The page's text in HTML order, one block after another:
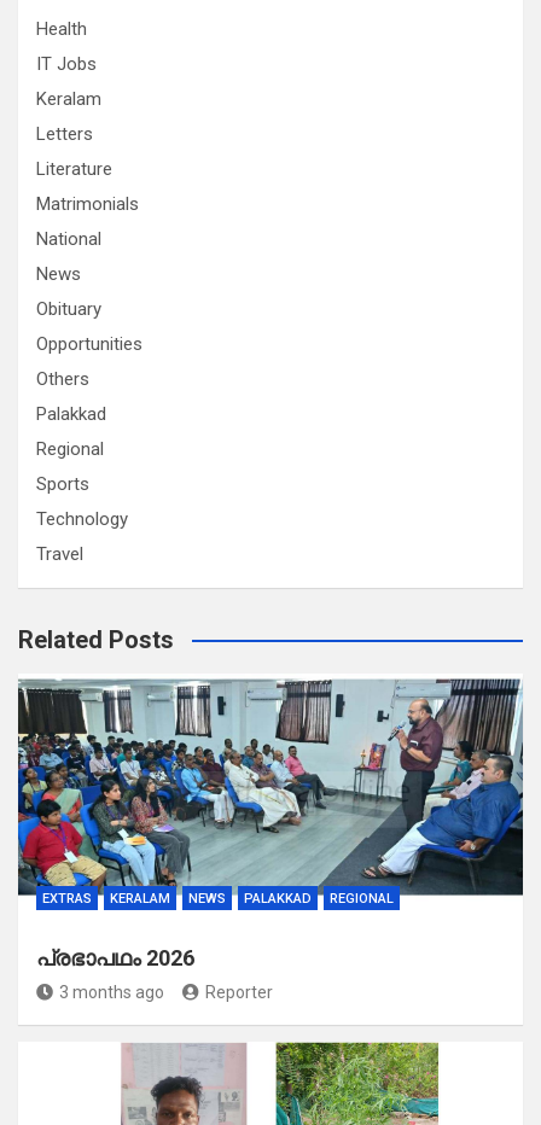
Health
IT Jobs
Keralam
Letters
Literature
Matrimonials
National
News
Obituary
Opportunities
Others
Palakkad
Regional
Sports
Technology
Travel
Related Posts
EXTRAS KERALAM NEWS PALAKKAD REGIONAL
പ്രഭാപഥം 2026
3 months ago Reporter